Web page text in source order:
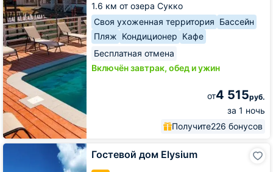
1.6 км от озера Сукко
Своя ухоженная территория Бассейн
Пляж Кондиционер Кафе
Бесплатная отмена
Включён завтрак, обед и ужин
от4 515руб.
за 1 ночь
Получите226 бонусов
Гостевой дом Elysium
Гостевой